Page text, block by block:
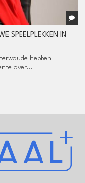
SPEELPLEKKEN IN
hebben
over...